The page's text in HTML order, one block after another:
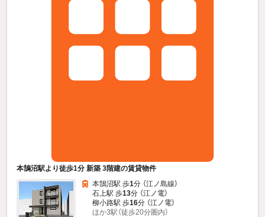
本鵠沼駅より徒歩1分 新築 3階建の賃貸物件
本鵠沼駅 歩1分 （江ノ島線）
石上駅 歩13分 （江ノ電）
柳小路駅 歩16分 （江ノ電）
ほか3駅（徒歩20分圏内）